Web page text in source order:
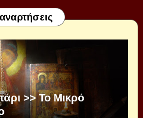
>> Το Μικρό